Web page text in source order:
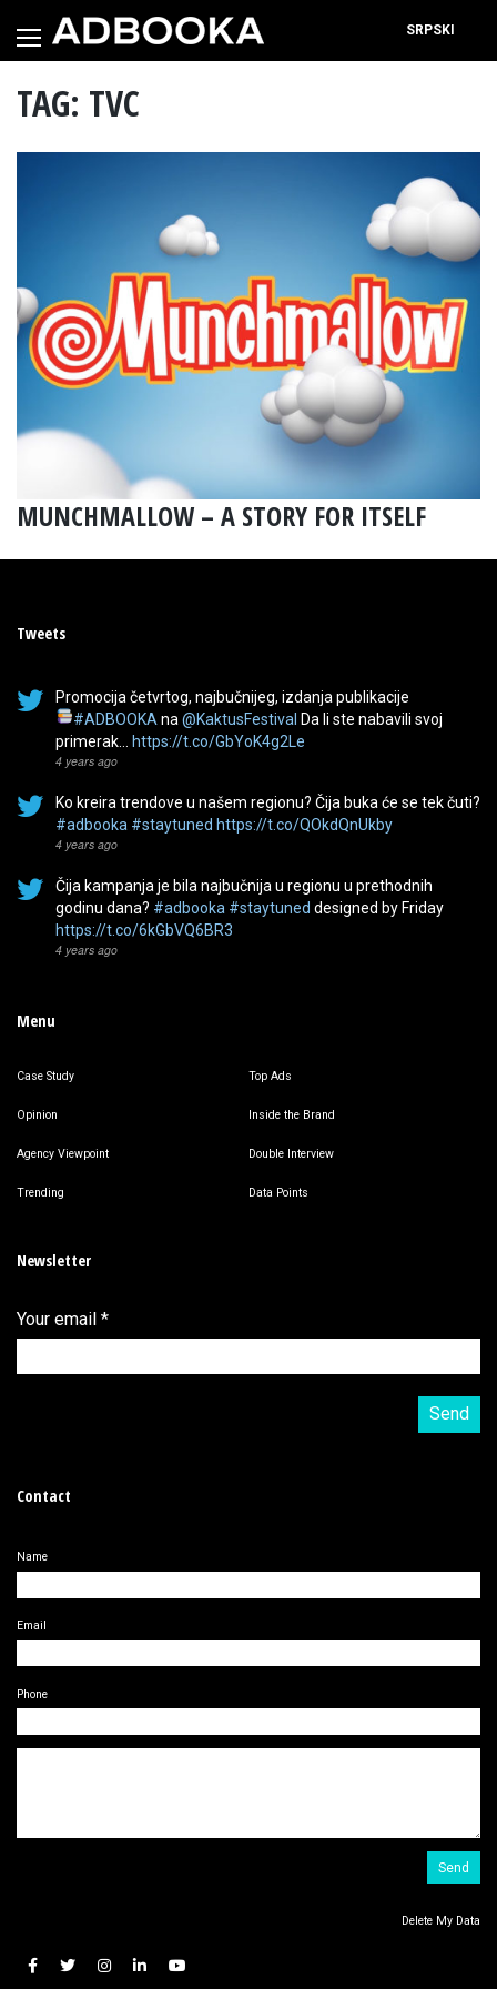
content
SRPSKI
TAG: TVC
MUNCHMALLOW – A STORY FOR ITSELF
Tweets
Promocija četvrtog, najbučnijeg, izdanja publikacije
#ADBOOKA na @KaktusFestival Da li ste nabavili svoj
primerak…
https://t.co/GbYoK4g2Le
4 years ago
Ko kreira trendove u našem regionu? Čija buka će se tek čuti?
#adbooka #staytuned https://t.co/QOkdQnUkby
4 years ago
Čija kampanja je bila najbučnija u regionu u prethodnih
godinu dana? #adbooka #staytuned designed by Friday
https://t.co/6kGbVQ6BR3
4 years ago
Menu
Case Study Top Ads
Opinion Inside the Brand
Agency Viewpoint Double Interview
Trending Data Points
Newsletter
Your email *
Contact
Name
Email
Phone
Delete My Data